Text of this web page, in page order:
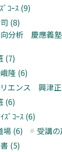
ﾞｺｰｽ (9)
(8)
分析 慶應義
(7)
隆 (6)
エンス 興津
(6)
ｽﾞｺｰｽ (6)
場 (6)
受講
(5)